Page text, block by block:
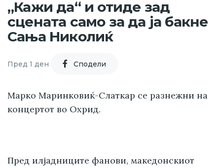
„Кажи да“ и отиде зад
сцената само за да ја бакне
Сања Николиќ
Пред 1 ден Cподели
Марко Маринковиќ-Слаткар се разнежни на
концертот во Охрид.
Пред илјадниците фанови, македонскиот